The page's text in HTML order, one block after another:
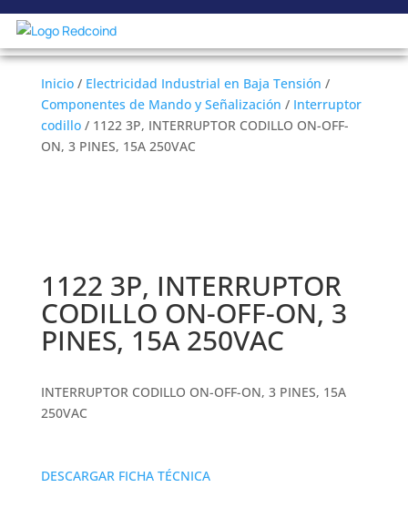
Inicio/ Electricidad Industrial en Baja Tensión /
Componentes de Mando y Señalización / Interruptor
codillo/ 1122 3P, INTERRUPTOR CODILLO ON-OFF-
ON, 3 PINES, 15A 250VAC
1122 3P, INTERRUPTOR
CODILLO ON-OFF-ON, 3
PINES, 15A 250VAC
INTERRUPTOR CODILLO ON-OFF-ON, 3 PINES, 15A
250VAC
DESCARGAR FICHA TÉCNICA